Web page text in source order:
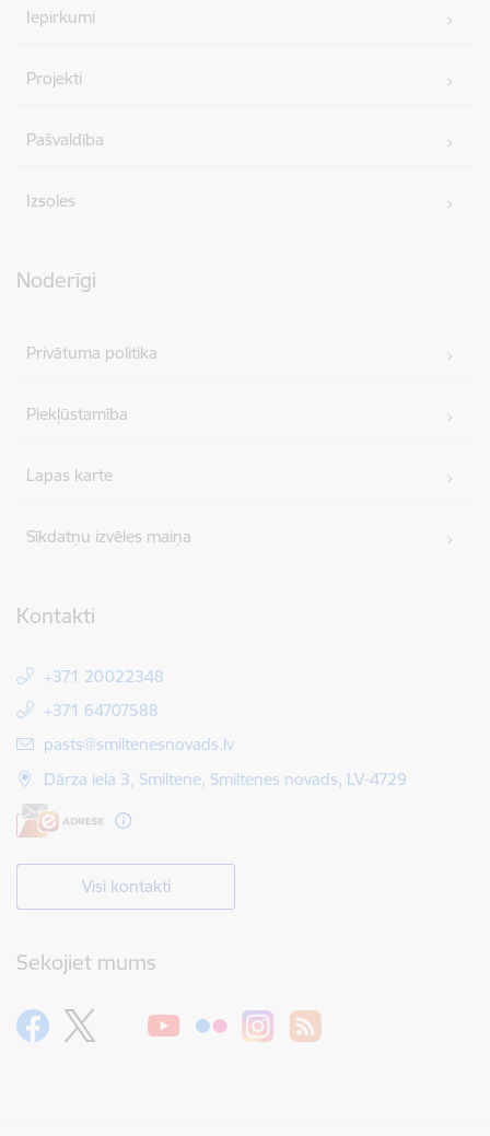
Iepirkumi
Projekti
Pašvaldība
Izsoles
Noderīgi
Privātuma politika
Piekļūstamība
Lapas karte
Sīkdatņu izvēles maiņa
Kontakti
+371 20022348
+371 64707588
E-pasts:
pasts@smiltenesnovads.lv
Dārza iela 3, Smiltene, Smiltenes novads, LV-4729
Visi kontakti
Sekojiet mums